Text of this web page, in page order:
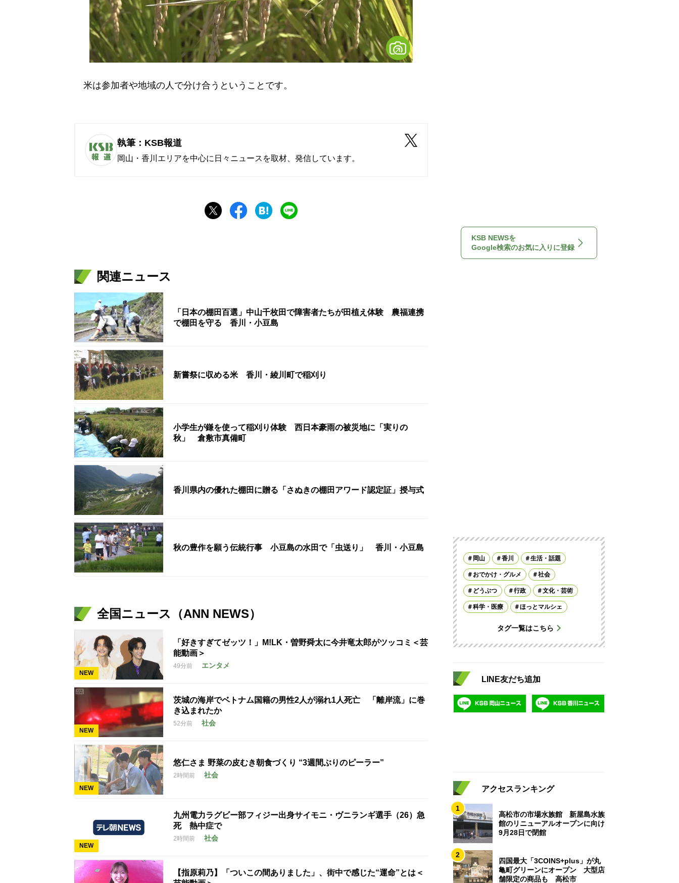
米は参加者や地域の人で分け合うということです。
執筆：KSB報道
岡山・香川エリアを中心に日々ニュースを取材、発信しています。
関連ニュース
「日本の棚田百選」中山千枚田で障害者たちが田植え体験 農福連携
で棚田を守る 香川・小豆島
新嘗祭に収める米 香川・綾川町で稲刈り
小学生が鎌を使って稲刈り体験 西日本豪雨の被災地に「実りの
秋」 倉敷市真備町
香川県内の優れた棚田に贈る「さぬきの棚田アワード認定証」授与式
秋の豊作を願う伝統行事 小豆島の水田で「虫送り」 香川・小豆島
全国ニュース（ANN NEWS）
NEW
「好きすぎてゼッツ！」M!LK・曽野舜太に今井竜太郎がツッコミ＜芸
能動画＞
49分前 エンタメ
NEW
茨城の海岸でベトナム国籍の男性2人が溺れ1人死亡 「離岸流」に巻
き込まれたか
52分前 社会
NEW
悠仁さま 野菜の皮むき朝食づくり “3週間ぶりのピーラー”
2時間前 社会
NEW
九州電力ラグビー部フィジー出身サイモニ・ヴニランギ選手（26）急
死 熱中症で
2時間前 社会
【指原莉乃】「ついこの間ありました」、街中で感じた“運命”とは＜
KSB NEWSを
Google検索のお気に入りに登録
岡山 香川 生活・話題
おでかけ・グルメ 社会
どうぶつ 行政 文化・芸術
科学・医療 ほっとマルシェ
タグ一覧はこちら
LINE友だち追加
アクセスランキング
1
高松市の市場水族館 新屋島水族
館のリニューアルオープンに向け
9月28日で閉館
2
四国最大「3COINS+plus」が丸
亀町グリーンにオープン 大型店
舗限定の商品も 高松市